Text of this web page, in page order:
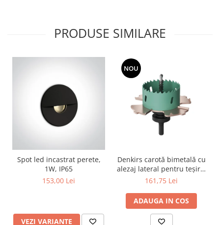
PRODUSE SIMILARE
Spot led incastrat perete,
1W, IP65
153,00 Lei
VEZI VARIANTE
NOU
Denkirs carotă bimetală cu
alezaj lateral pentru teșire,
70×115 mm
161,75 Lei
ADAUGA IN COS